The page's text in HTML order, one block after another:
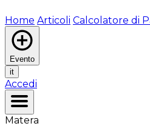
Home Articoli Calcolatore di
Evento
it
Accedi
Matera